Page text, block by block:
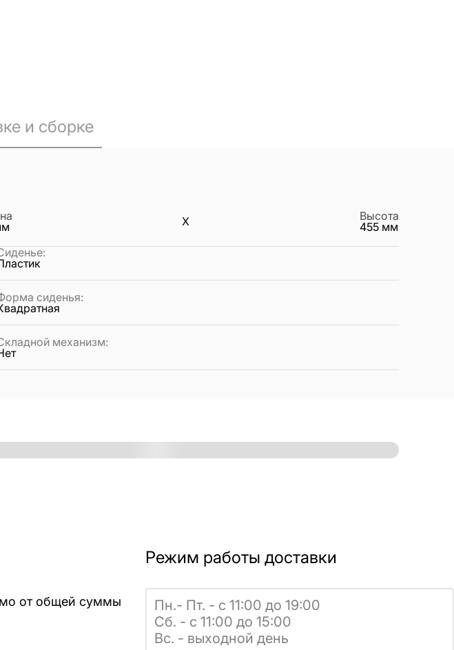
и сборке
X
Высота
455 мм
:
сиденья:
механизм:
от общей суммы
Режим работы доставки
Пн.- Пт. - с 11:00 до 19:00
Сб. - с 11:00 до 15:00
Вс. - выходной день